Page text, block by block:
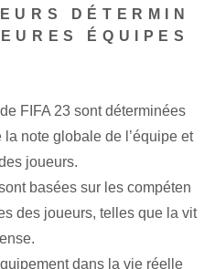
DÉTERMIN
ÉQUIPES
FIFA 23 sont déterminées
note globale de l’équipe et
joueurs.
basées sur les compéten
des joueurs, telles que la vit
dans la vie réelle